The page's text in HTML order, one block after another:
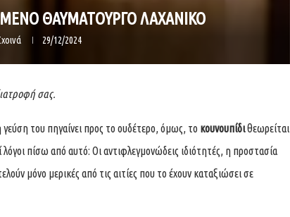
ΘΑΥΜΑΤΟΥΡΓΟ ΛΑΧΑΝΙΚΟ
29/12/2024
σας.
γεύση του πηγαίνει προς το ουδέτερο, όμως, το κουνουπίδιθεωρείται
πίσω από αυτό: Οι αντιφλεγμονώδεις ιδιότητές, η προστασία
μόνο μερικές από τις αιτίες που το έχουν καταξιώσει σε